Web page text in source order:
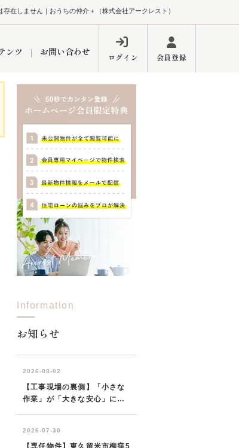
存在しません｜おうちの仲介＋（株式会社アークレスト）
東村山市
練馬区
フォメーション ブログ
東久留米営業所
ンツ お問い合わせ ログイン 会員登録
Information
お知らせ